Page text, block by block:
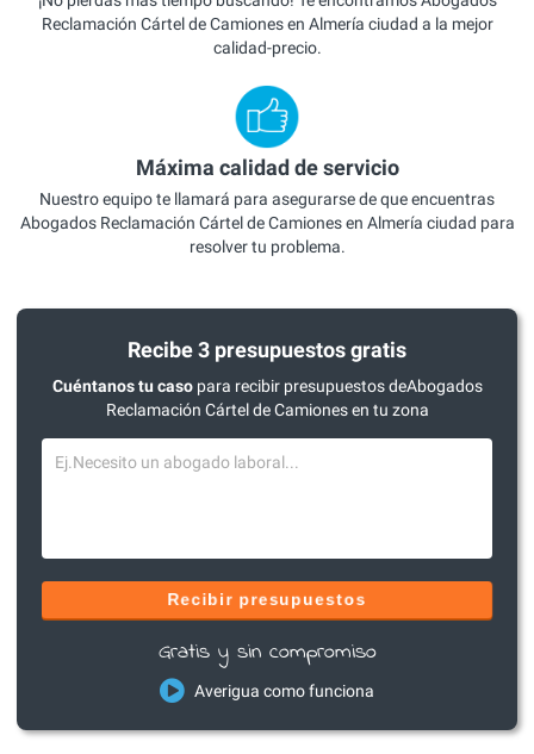
Reclamación Cártel de Camiones en Almería ciudad a la mejor
calidad-precio.
Máxima calidad de servicio
Nuestro equipo te llamará para asegurarse de que encuentras
Abogados Reclamación Cártel de Camiones en Almería ciudad para
resolver tu problema.
Recibe 3 presupuestos gratis
Cuéntanos tu casopara recibir presupuestos deAbogados
Reclamación Cártel de Camiones en tu zona
Recibir presupuestos
Gratis y sin compromiso
Averigua como funciona